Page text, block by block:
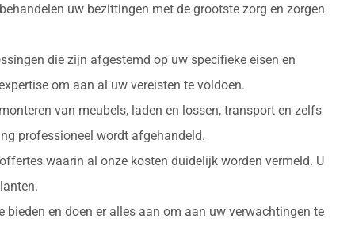
uw bezittingen met de grootste zorg en zorgen
die zijn afgestemd op uw specifieke eisen en
om aan al uw vereisten te voldoen.
van meubels, laden en lossen, transport en zelfs
professioneel wordt afgehandeld.
waarin al onze kosten duidelijk worden vermeld. U
en doen er alles aan om aan uw verwachtingen te